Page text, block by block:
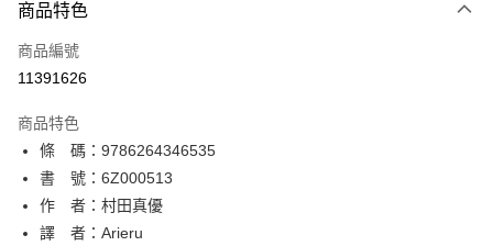
信用卡一次付款
超商取貨付款
相關說明
【關於「AFTEE先享後付」】
AFTEE先享後付是「在收到商品之後才付款」的支付方式。 讓您購物簡單
便利好安心！
１．簡單：不需註冊會員、不需綁卡、不需儲值。
２．便利：只要手機號碼，簡訊認證，即可結帳。
ATM付款
運送方式
商品特色
商品編號
11391626
商品特色
條 碼：9786264346535
書 號：6Z000513
作 者：村田真優
譯 者：Arieru